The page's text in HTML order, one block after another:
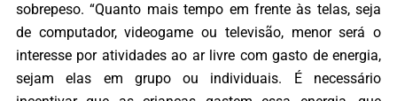
sobrepeso. “Quanto mais tempo em frente às telas, seja
de computador, videogame ou televisão, menor será o
interesse por atividades ao ar livre com gasto de energia,
sejam elas em grupo ou individuais. É necessário